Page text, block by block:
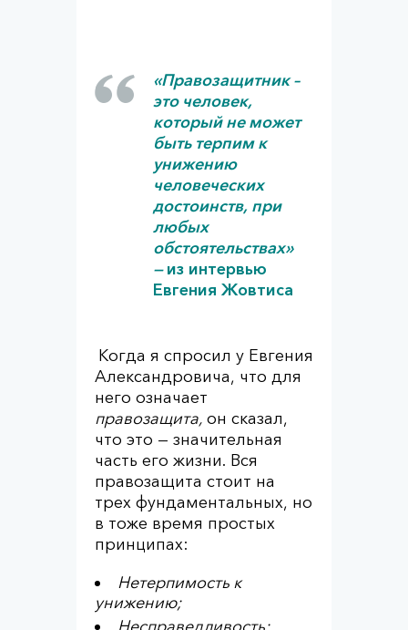
«Правозащитник –
это человек,
который не может
быть терпим к
унижению
человеческих
достоинств, при
любых
обстоятельствах»
—из интервью
Евгения Жовтиса
Когда я спросил у Евгения
Александровича, что для
него означает
правозащита, он сказал,
что это — значительная
часть его жизни. Вся
правозащита стоит на
трех фундаментальных, но
в тоже время простых
принципах:
Нетерпимость к
унижению;